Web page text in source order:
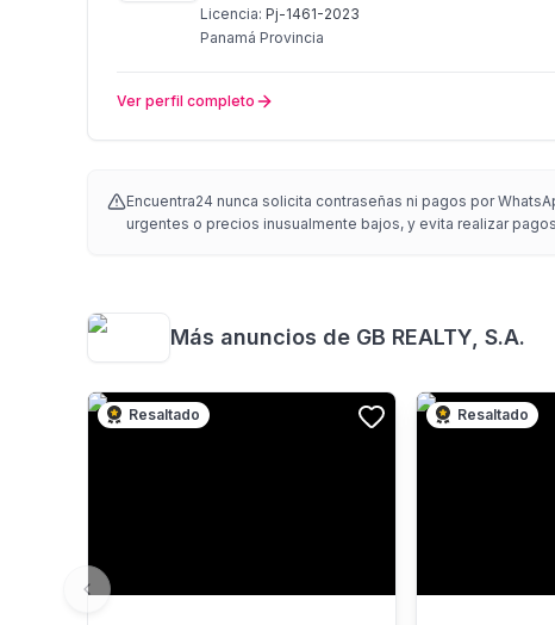
Licencia: Pj-1461-2023
Panamá Provincia
Ver perfil completo
Encuentra24 nunca solicita contraseñas ni pagos por
urgentes o precios inusualmente bajos, y evita realizar
Más anuncios de GB REALTY, S.A.
Resaltado Resaltado
Previous slide